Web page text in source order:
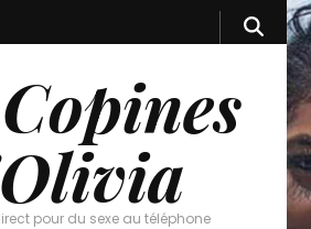
pour du sexe au téléphone